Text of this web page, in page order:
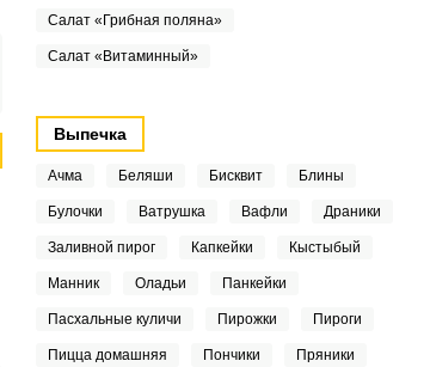
Салат «Грибная поляна»
Салат «Витаминный»
Выпечка
Ачма Беляши Бисквит Блины
Булочки Ватрушка Вафли Драники
Заливной пирог Капкейки Кыстыбый
Манник Оладьи Панкейки
Пасхальные куличи Пирожки Пироги
Пицца домашняя Пончики Пряники